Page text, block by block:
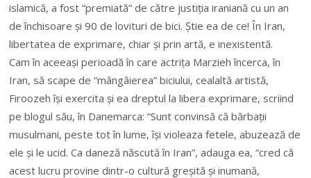
islamică, a fost “premiată” de către justiția iraniană cu un an
de închisoare și 90 de lovituri de bici. Știe ea de ce! În Iran,
libertatea de exprimare, chiar și prin artă, e inexistentă.
Cam în aceeași perioadă în care actrița Marzieh încerca, în
Iran, să scape de “mângâierea” biciului, cealaltă artistă,
Firoozeh își exercita și ea dreptul la libera exprimare, scriind
pe blogul său, în Danemarca: “Sunt convinsă că bărbații
musulmani, peste tot în lume, își violeaza fetele, abuzează de
ele și le ucid. Ca daneză născută în Iran”, adauga ea, “cred că
acest lucru provine dintr-o cultură greșită și inumană,